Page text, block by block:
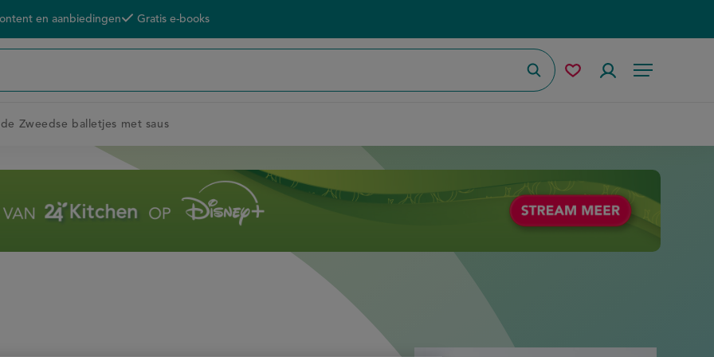
en aanbiedingen Gratis e-books
Menu
ZoekenMijn Accountmenu
Zweedse balletjes met saus